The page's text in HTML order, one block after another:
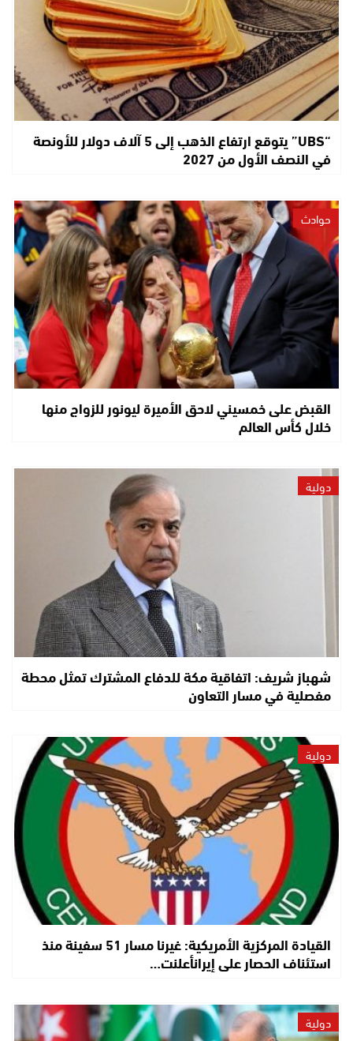
“UBS” يتوقع ارتفاع الذهب إلى 5 آلاف دولار للأونصة
في النصف الأول من 2027
حوادث
القبض على خمسيني لاحق الأميرة ليونور للزواج منها
خلال كأس العالم
دولية
شهباز شريف: اتفاقية مكة للدفاع المشترك تمثل محطة
مفصلية في مسار التعاون
دولية
القيادة المركزية الأمريكية: غيرنا مسار 51 سفينة منذ
استئناف الحصار على إيرانأعلنت…
دولية